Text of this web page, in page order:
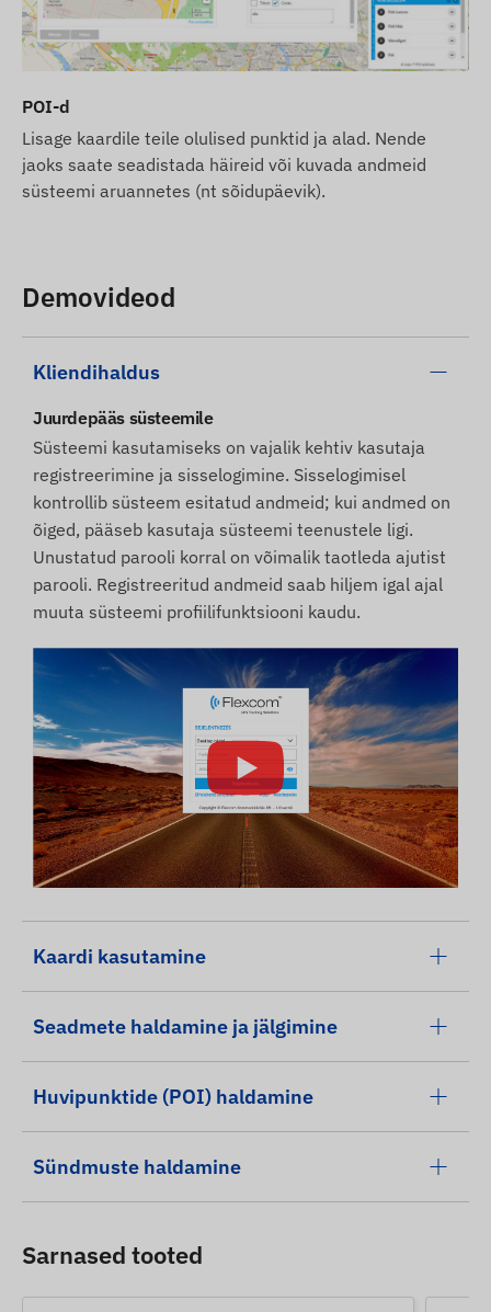
POI-d
Lisage kaardile teile olulised punktid ja alad. Nende
jaoks saate seadistada häireid või kuvada andmeid
süsteemi aruannetes (nt sõidupäevik).
Demovideod
Kliendihaldus
Juurdepääs süsteemile
Süsteemi kasutamiseks on vajalik kehtiv kasutaja
registreerimine ja sisselogimine. Sisselogimisel
kontrollib süsteem esitatud andmeid; kui andmed on
õiged, pääseb kasutaja süsteemi teenustele ligi.
Unustatud parooli korral on võimalik taotleda ajutist
parooli. Registreeritud andmeid saab hiljem igal ajal
muuta süsteemi profiilifunktsiooni kaudu.
Kaardi kasutamine
Seadmete haldamine ja jälgimine
Huvipunktide (POI) haldamine
Sündmuste haldamine
Sarnased tooted